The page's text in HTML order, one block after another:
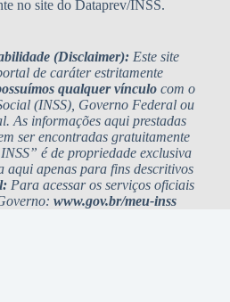
no site do Dataprev/INSS.
(Disclaimer): Este site
de caráter estritamente
qualquer vínculo com o
(INSS), Governo Federal ou
As informações aqui prestadas
ser encontradas gratuitamente
é de propriedade exclusiva
aqui apenas para fins descritivos
Para acessar os serviços oficiais
www.gov.br/meu-inss